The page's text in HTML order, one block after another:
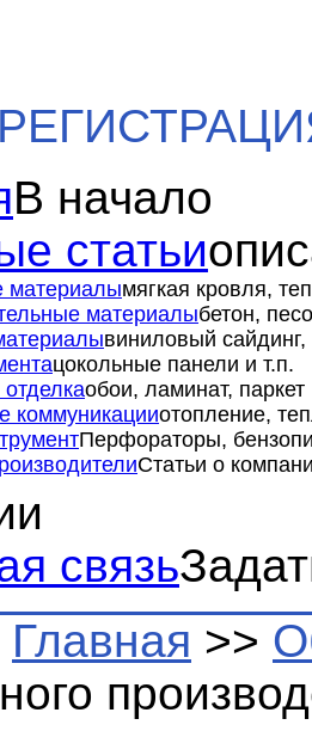
В начало
статьи
материалымягкая кровля,
материалыбетон,
виниловый сайдинг,
цокольные панели и т.п.
обои, ламинат, паркет
коммуникацииотопление,
Перфораторы,
Статьи о
связь
Главная >>